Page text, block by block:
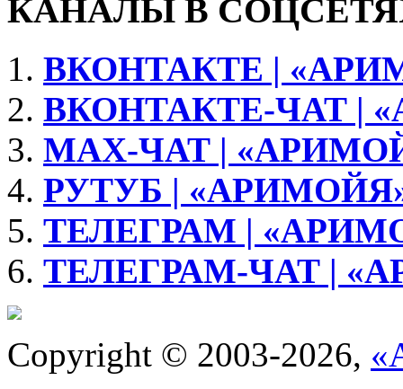
КАНАЛЫ В
ВКОНТАКТЕ |
ВКОНТАКТЕ-ЧАТ |
МАХ-ЧАТ |
РУТУБ |
ТЕЛЕГРАМ |
ТЕЛЕГРАМ-ЧАТ |
Copyright © 2003-2026,